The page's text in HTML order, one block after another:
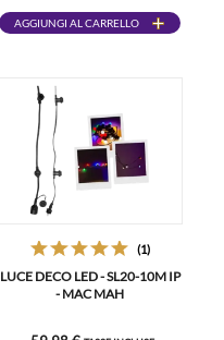
AGGIUNGI AL CARRELLO
(1)
LUCE DECO LED - SL20-10M IP
- MAC MAH